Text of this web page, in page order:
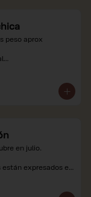
peso aprox
de ley y
en julio.
expresados en